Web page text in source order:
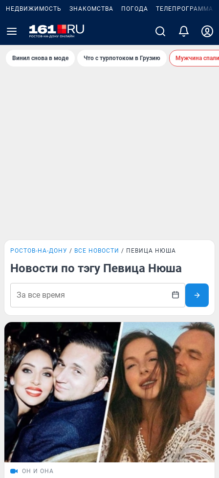
НЕДВИЖИМОСТЬ ЗНАКОМСТВА ПОГОДА ТЕЛЕПРОГРАММА
Винил снова в моде Что с турпотоком в Грузию Мужчина
РОСТОВ-НА-ДОНУ ВСЕ НОВОСТИ ПЕВИЦА НЮША
Новости по тэгу Певица Нюша
ОН И ОНА